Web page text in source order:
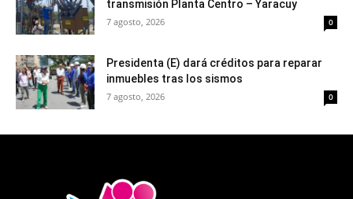
transmisión Planta Centro – Yaracuy
7 agosto, 2026 0
Presidenta (E) dará créditos para reparar
inmuebles tras los sismos
7 agosto, 2026 0